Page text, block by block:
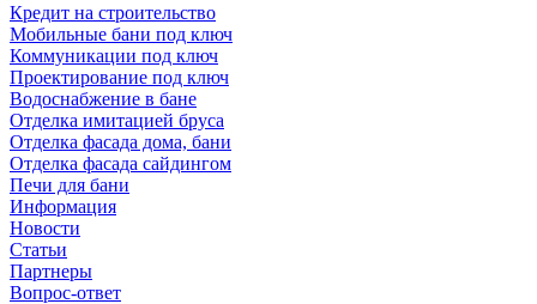
Кредит на строительство
Мобильные бани под ключ
Коммуникации под ключ
Проектирование под ключ
Водоснабжение в бане
Отделка имитацией бруса
Отделка фасада дома, бани
Отделка фасада сайдингом
Печи для бани
Информация
Новости
Статьи
Партнеры
Вопрос-ответ